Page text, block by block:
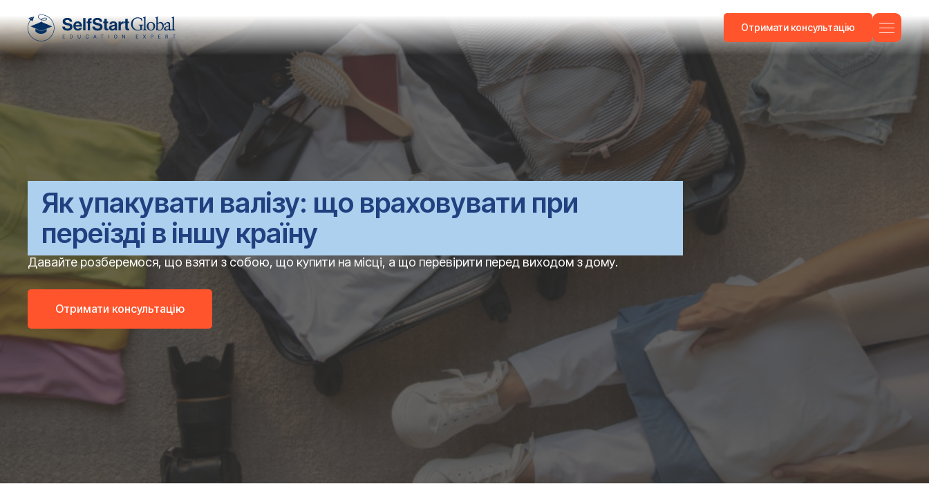
Отримати консультацію
Як упакувати валізу: що враховувати при
переїзді в іншу країну
Давайте розберемося, що взяти з собою, що купити на місці, а що перевірити перед виходом з дому.
Отримати консультацію